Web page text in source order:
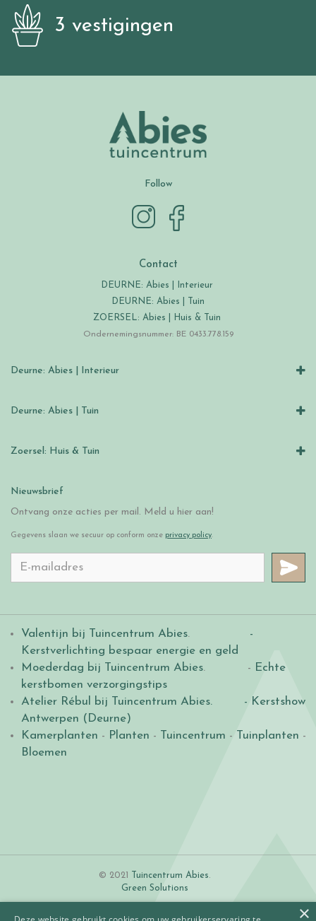
3 vestigingen
Follow
Contact
DEURNE: Abies | Interieur
DEURNE: Abies | Tuin
ZOERSEL: Abies | Huis & Tuin
Ondernemingsnummer: BE 0433.778.159
Deurne: Abies | Interieur
Deurne: Abies | Tuin
Zoersel: Huis & Tuin
Nieuwsbrief
Ontvang onze acties per mail. Meld u hier aan!
Gegevens slaan we secuur op conform onze privacy policy.
Valentijn bij Tuincentrum Abies.
-
Kerstverlichting bespaar energie en geld
Moederdag bij Tuincentrum Abies. - Echte
kerstbomen verzorgingstips
Atelier Rébul bij Tuincentrum Abies.
- Kerstshow
Antwerpen (Deurne)
Kamerplanten - Planten - Tuincentrum - Tuinplanten -
Bloemen
© 2021 Tuincentrum Abies.
Green Solutions
×